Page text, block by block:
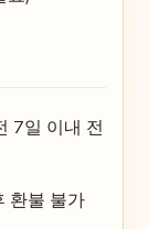
7일 이내 전
환불 불가